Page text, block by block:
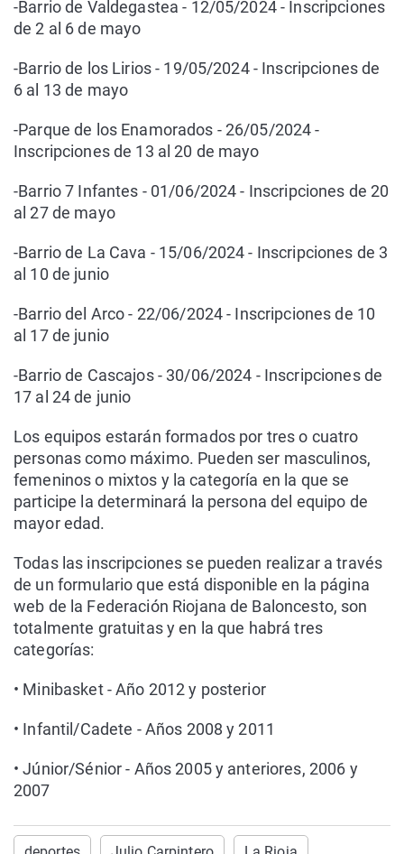
-Barrio de Valdegastea - 12/05/2024 - Inscripciones
de 2 al 6 de mayo
-Barrio de los Lirios - 19/05/2024 - Inscripciones de
6 al 13 de mayo
-Parque de los Enamorados - 26/05/2024 -
Inscripciones de 13 al 20 de mayo
-Barrio 7 Infantes - 01/06/2024 - Inscripciones de 20
al 27 de mayo
-Barrio de La Cava - 15/06/2024 - Inscripciones de 3
al 10 de junio
-Barrio del Arco - 22/06/2024 - Inscripciones de 10
al 17 de junio
-Barrio de Cascajos - 30/06/2024 - Inscripciones de
17 al 24 de junio
Los equipos estarán formados por tres o cuatro
personas como máximo. Pueden ser masculinos,
femeninos o mixtos y la categoría en la que se
participe la determinará la persona del equipo de
mayor edad.
Todas las inscripciones se pueden realizar a través
de un formulario que está disponible en la página
web de la Federación Riojana de Baloncesto, son
totalmente gratuitas y en la que habrá tres
categorías:
• Minibasket - Año 2012 y posterior
• Infantil/Cadete - Años 2008 y 2011
• Júnior/Sénior - Años 2005 y anteriores, 2006 y
2007